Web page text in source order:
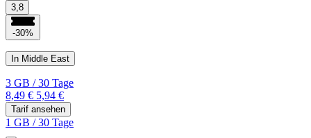
3,8
-30%
In Middle East
3 GB /30 Tage
8,49 € 5,94 €
Tarif ansehen
1 GB /30 Tage